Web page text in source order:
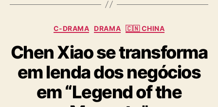
I
C
t
e
g
o
r
i
C-DRAMA DRAMA 🇨🇳 CHINA
Chen Xiao se transforma
em lenda dos negócios
em “Legend of the